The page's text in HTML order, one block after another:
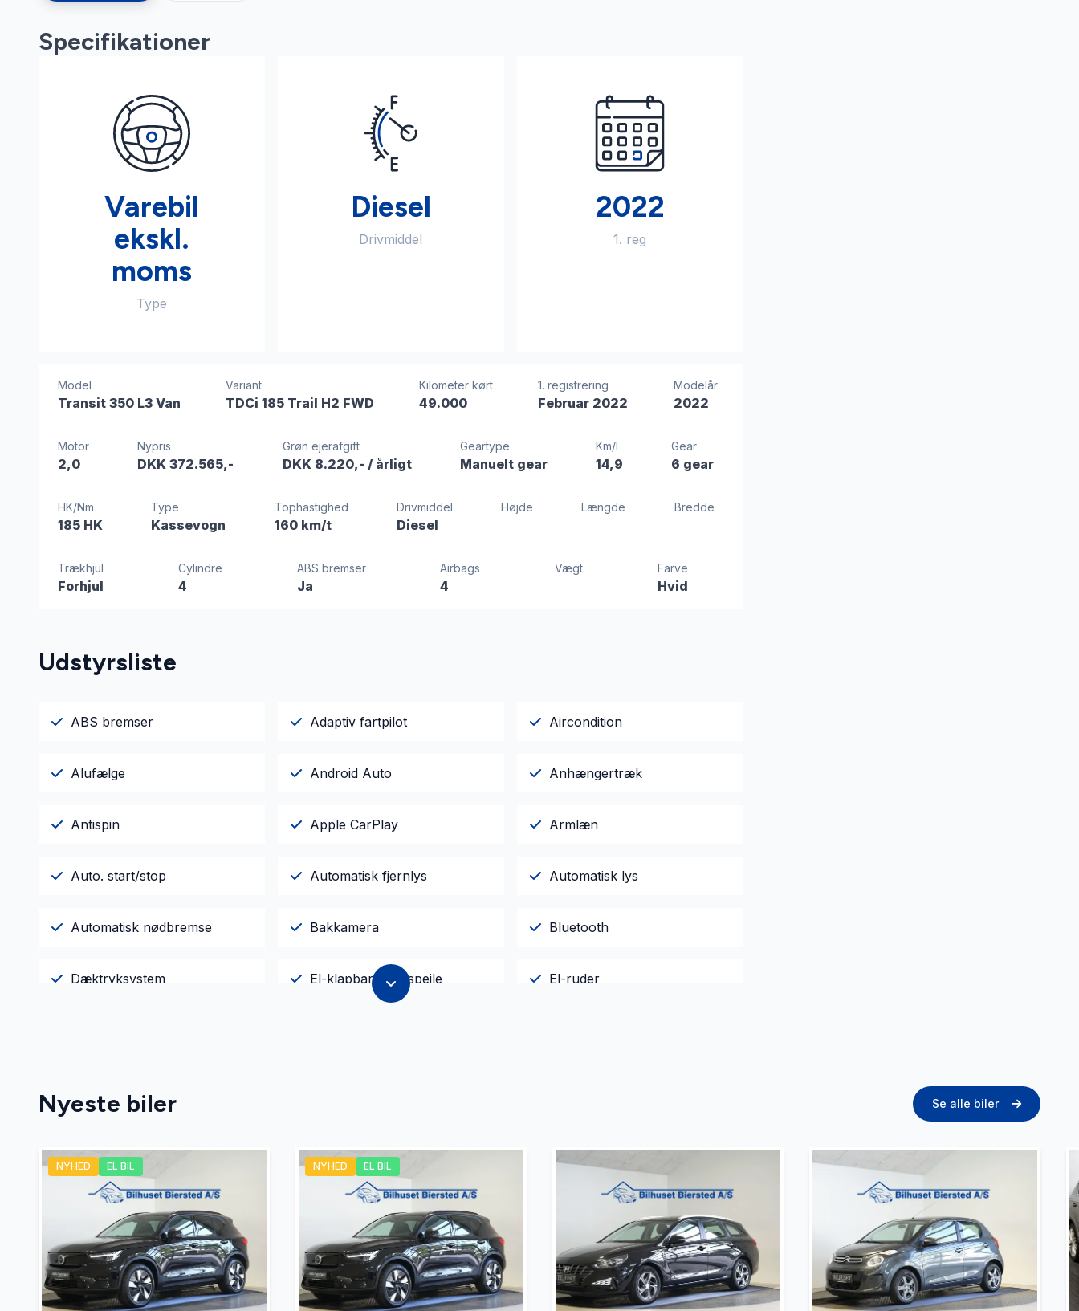
Specifikationer
Varebil
ekskl.
moms
Type
Diesel
Drivmiddel
2022
1. reg
Model
Transit 350 L3 Van
Variant
TDCi 185 Trail H2 FWD
Kilometer kørt
49.000
1. registrering
Februar 2022
Modelår
2022
Motor
2,0
Nypris
DKK 372.565,-
Grøn ejerafgift
DKK 8.220,- / årligt
Geartype
Manuelt gear
Km/l
14,9
Gear
6 gear
HK/Nm
185 HK
Type
Kassevogn
Tophastighed
160 km/t
Drivmiddel
Diesel
Højde Længde Bredde
Trækhjul
Forhjul
Cylindre
4
ABS bremser
Ja
Airbags
4
Vægt Farve
Hvid
Udstyrsliste
ABS bremser Adaptiv fartpilot Aircondition
Alufælge Android Auto Anhængertræk
Antispin Apple CarPlay Armlæn
Auto. start/stop Automatisk fjernlys Automatisk lys
Automatisk nødbremse Bakkamera Bluetooth
Dæktryksystem El-klapbare sidespejle El-ruder
Parkeringssensor foran Service OK Servostyring
Startspærre Træthedsregistrering Tågelygter
USB tilslutning Vejbaneassistent
Nyeste biler Se alle biler
NYHED EL BIL NYHED EL BIL